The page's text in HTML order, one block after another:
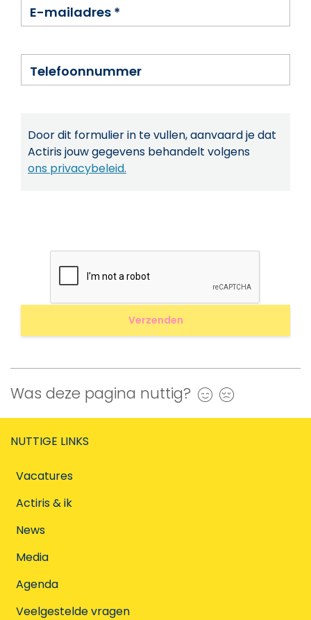
E-mailadres *
Telefoonnummer
Door dit formulier in te vullen, aanvaard je dat
Actiris jouw gegevens behandelt volgens
ons privacybeleid.
Was deze pagina nuttig? Ja
NUTTIGE LINKS
Vacatures
Actiris & ik
News
Media
Agenda
Veelgestelde vragen